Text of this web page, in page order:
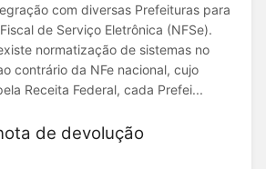
com diversas Prefeituras para
de Serviço Eletrônica (NFSe).
normatização de sistemas no
contrário da NFe nacional, cujo
Receita Federal, cada Prefei...
de devolução